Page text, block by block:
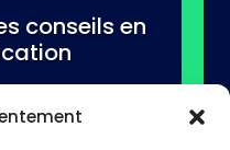
conseils en